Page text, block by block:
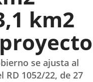
km2
se ajusta al
1052/22, de 27